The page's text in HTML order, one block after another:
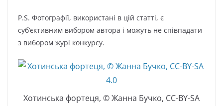
P.S. Фотографії, використані в цій статті, є
суб’єктивним вибором автора і можуть не співпадати
з вибором журі конкурсу.
Хотинська фортеця, © Жанна Бучко, CC-BY-SA